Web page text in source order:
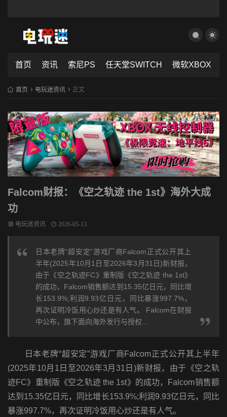
首页 资讯 索尼PS 任天堂SWITCH 微软XBOX
首页 电玩迷资讯 正文
Falcom财报：《空之轨迹 the 1st》海外大成
功
电玩迷资讯 2026-05-13
日本老牌“超安定”游戏厂商Falcom正式公开其上
半年(2025年10月1日至2026年3月31日)新财报，
由于《空之轨迹FC》重制版《空之轨迹 the 1st》
的成功，Falcom销售额达到15.35亿日元，同比增
长153.9%;利润9.93亿日元，同比暴涨997.7%，
再次证明冷饭用心炒还是有人气。 Falcom在财报
中公布，旗下面向海外发行与授权...
日本老牌“超安定”游戏厂商Falcom正式公开其上半年
(2025年10月1日至2026年3月31日)新财报，由于《空之轨
迹FC》重制版《空之轨迹 the 1st》的成功，Falcom销售额
达到15.35亿日元，同比增长153.9%;利润9.93亿日元，同比
暴涨997.7%，再次证明冷饭用心炒还是有人气。